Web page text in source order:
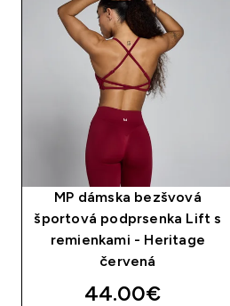
MP dámska bezšvová
športová podprsenka Lift s
remienkami - Heritage
červená
44.00€‎